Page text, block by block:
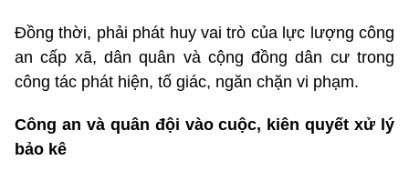
Đồng thời, phải phát huy vai trò của lực lượng công
an cấp xã, dân quân và cộng đồng dân cư trong
công tác phát hiện, tố giác, ngăn chặn vi phạm.
Công an và quân đội vào cuộc, kiên quyết xử lý
bảo kê